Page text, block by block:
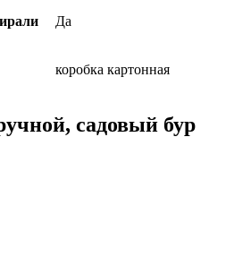
Да
коробка картонная
садовый бур